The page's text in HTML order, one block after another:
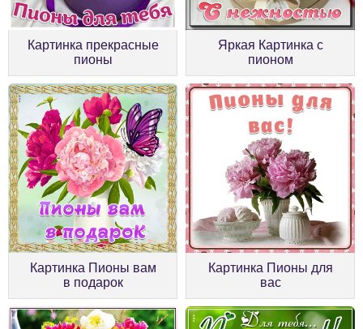
Картинка прекрасные
пионы
Яркая Картинка с
пионом
Картинка Пионы вам
в подарок
Картинка Пионы для
вас